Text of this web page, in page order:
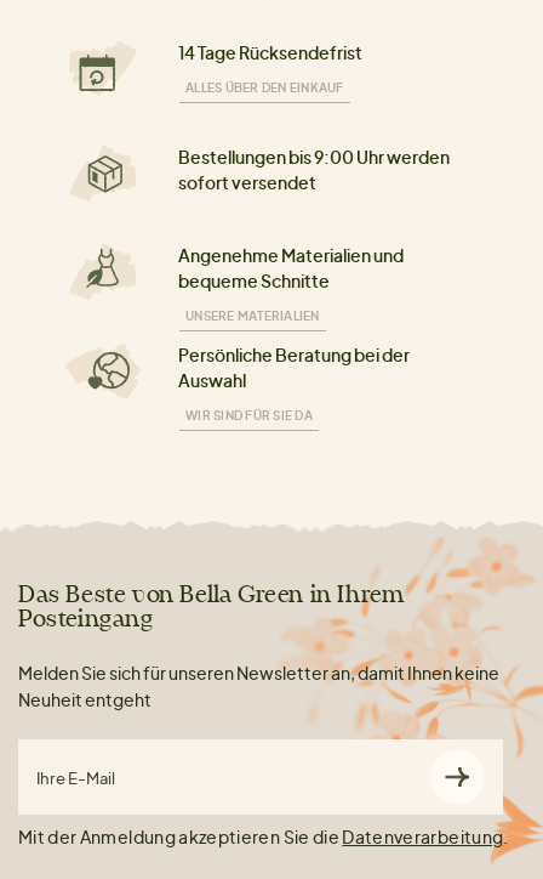
14 Tage Rücksendefrist
ALLES ÜBER DEN EINKAUF
Bestellungen bis 9:00 Uhr werden
sofort versendet
Angenehme Materialien und
bequeme Schnitte
UNSERE MATERIALIEN
Persönliche Beratung bei der
Auswahl
WIR SIND FÜR SIE DA
Das Beste von Bella Green in Ihrem
Posteingang
Melden Sie sich für unseren Newsletter an, damit Ihnen keine
Neuheit entgeht
Ihre E-Mail
Mit der Anmeldung akzeptieren Sie die Datenverarbeitung.